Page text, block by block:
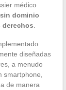
médico
sin dominio
derechos
diseñadas
a menudo
smartphone,
de manera